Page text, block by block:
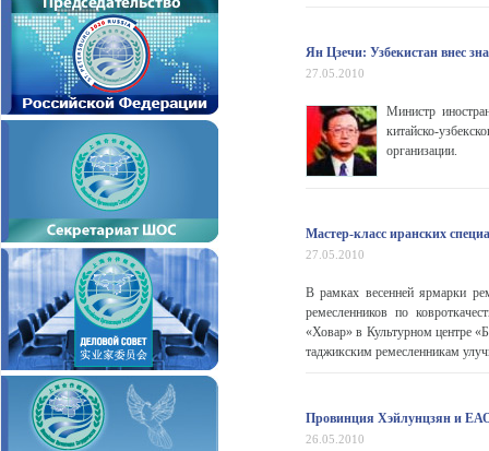
Ян Цзечи: Узбекистан внес
27.05.2010
Министр
китайско-
организации.
Мастер-класс иранских
27.05.2010
В рамках весенней ярмарки
ремесленников по
«Ховар» в Культурном центре
таджикским ремесленникам
Провинция Хэйлунцзян и
26.05.2010